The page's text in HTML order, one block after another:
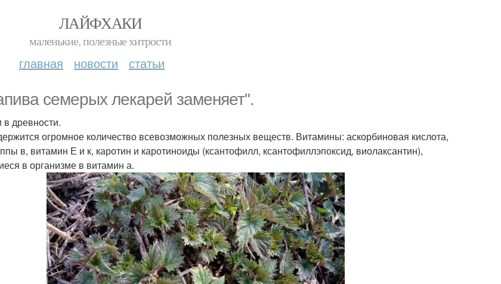
ЛАЙФХАКИ
маленькие, полезные хитрости
главная новости статьи
семерых лекарей заменяет".
в древности.
огромное количество всевозможных полезных веществ. Витамины: аскорбиновая кислота,
в, витамин Е и к, каротин и каротиноиды (ксантофилл, ксантофиллэпоксид, виолаксантин),
в организме в витамин а.